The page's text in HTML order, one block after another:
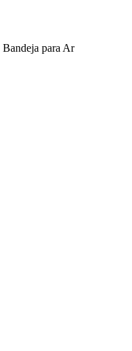
Bandeja para Ar